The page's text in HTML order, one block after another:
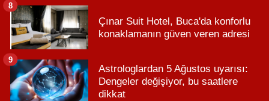
Çınar Suit Hotel, Buca'da konforlu
konaklamanın güven veren adresi
8
Astrologlardan 5 Ağustos uyarısı:
Dengeler değişiyor, bu saatlere
dikkat
9